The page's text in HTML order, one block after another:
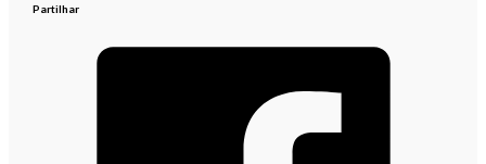
Partilhar